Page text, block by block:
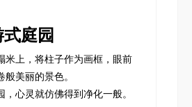
庭园
米上，将柱子作为画框，眼前
美丽的景色。
，心灵就仿佛得到净化一般。